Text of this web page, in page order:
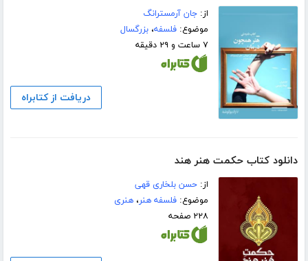
از:جان آرمسترانگ
موضوع:فلسفه،بزرگسال
۷ ساعت و ۲۹ دقیقه
دریافت از کتابراه
دانلود کتاب حکمت هنر هند
از:حسن بلخاری قهی
موضوع:فلسفه هنر،هنری
۲۲۸ صفحه